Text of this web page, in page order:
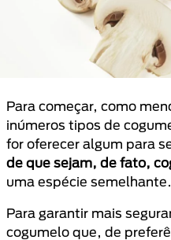
Para começar, como
inúmeros tipos de
for oferecer algum para
de que sejam, de fato,
uma espécie semelhante.
Para garantir mais
cogumelo que, de